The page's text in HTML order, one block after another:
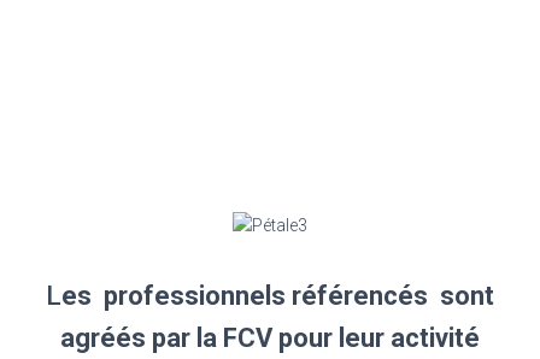
Les professionnels référencés sont
agréés par la FCV pour leur activité